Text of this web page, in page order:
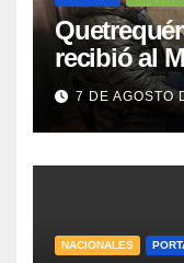
recibió al
Públicas y
Vialidad
Villa
7 DE AGOSTO
NACIONALES